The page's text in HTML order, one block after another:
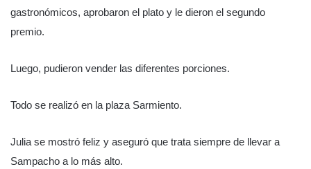
gastronómicos, aprobaron el plato y le dieron el segundo
premio.
Luego, pudieron vender las diferentes porciones.
Todo se realizó en la plaza Sarmiento.
Julia se mostró feliz y aseguró que trata siempre de llevar a
Sampacho a lo más alto.